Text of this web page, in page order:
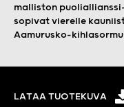
malliston
sopivat vierelle
Aamurusko-
LATAA TUOTEKUVA